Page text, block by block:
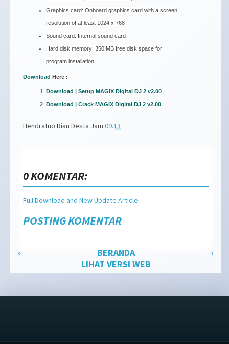
Graphics card: Onboard graphics card with a screen
resolution of at least 1024 x 768
Sound card: Internal sound card
Hard disk memory: 350 MB free disk space for
program installation
Download Here :
Download | Setup MAGIX Digital DJ 2 v2.00
Download | Crack MAGIX Digital DJ 2 v2.00
Hendratno Rian Desta Jam 09.13
0 KOMENTAR:
Full Download and New Update Article
POSTING KOMENTAR
‹ ›
BERANDA
LIHAT VERSI WEB